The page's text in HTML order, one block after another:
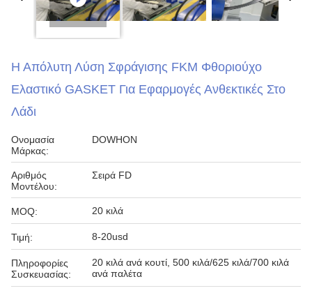
Η Απόλυτη Λύση Σφράγισης FKM Φθοριούχο
Ελαστικό GASKET Για Εφαρμογές Ανθεκτικές Στο
Λάδι
Ονομασία
Μάρκας:
DOWHON
Αριθμός
Μοντέλου:
Σειρά FD
MOQ: 20 κιλά
Τιμή: 8-20usd
Πληροφορίες
Συσκευασίας:
20 κιλά ανά κουτί, 500 κιλά/625 κιλά/700 κιλά
ανά παλέτα